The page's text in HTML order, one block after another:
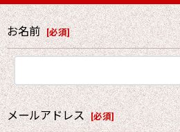
お名前 [必須]
メールアドレス [必須]